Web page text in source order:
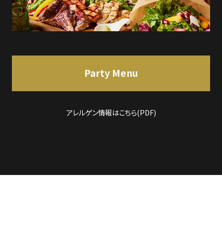
Party Menu
アレルゲン情報はこちら(PDF)